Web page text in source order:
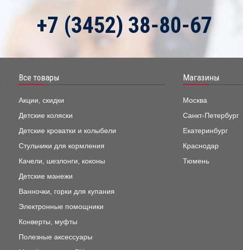
+7 (3452) 38-80-67
Все товары
Акции, скидки
Детские коляски
Детские кроватки и колыбели
Стульчики для кормления
Качели, шезлонги, коконы
Детские манежи
Ванночки, горки для купания
Электронные помощники
Конверты, муфты
Полезные аксессуары
Магазины
Москва
Санкт-Петербург
Екатеринбург
Краснодар
Тюмень